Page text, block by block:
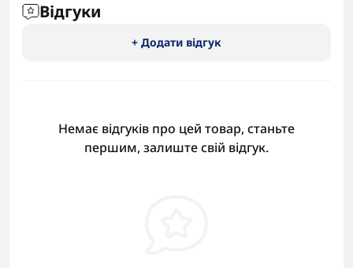
Відгуки
+ Додати відгук
Немає відгуків про цей товар, станьте
першим, залиште свій відгук.